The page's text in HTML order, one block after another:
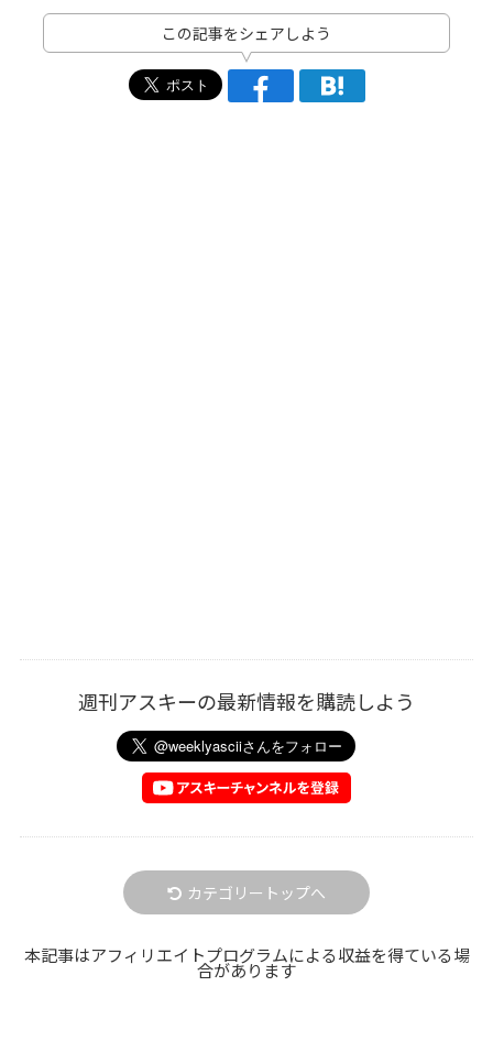
この記事をシェアしよう
週刊アスキーの最新情報を購読しよう
カテゴリートップへ
本記事はアフィリエイトプログラムによる収益を得ている場
合があります